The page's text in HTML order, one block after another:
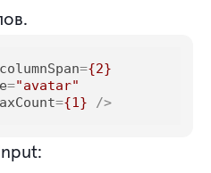
columnSpan={2}
="avatar"
={1} />